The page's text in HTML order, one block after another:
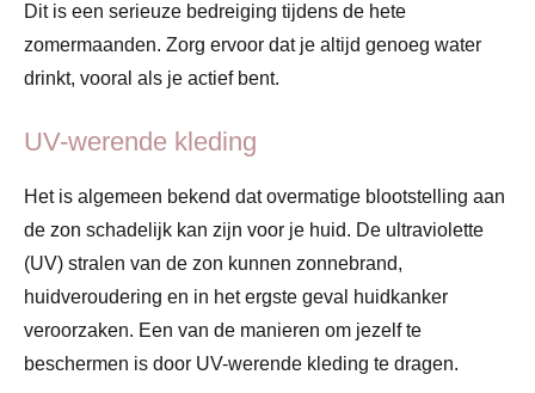
Dit is een serieuze bedreiging tijdens de hete
zomermaanden. Zorg ervoor dat je altijd genoeg water
drinkt, vooral als je actief bent.
UV-werende kleding
Het is algemeen bekend dat overmatige blootstelling aan
de zon schadelijk kan zijn voor je huid. De ultraviolette
(UV) stralen van de zon kunnen zonnebrand,
huidveroudering en in het ergste geval huidkanker
veroorzaken. Een van de manieren om jezelf te
beschermen is door UV-werende kleding te dragen.